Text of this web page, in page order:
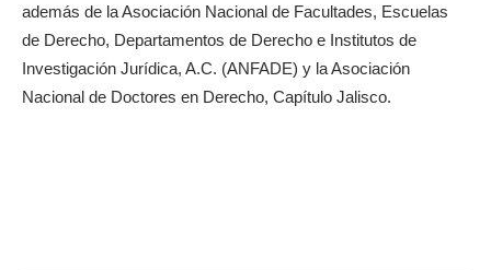
además de la Asociación Nacional de Facultades, Escuelas
de Derecho, Departamentos de Derecho e Institutos de
Investigación Jurídica, A.C. (ANFADE) y la Asociación
Nacional de Doctores en Derecho, Capítulo Jalisco.